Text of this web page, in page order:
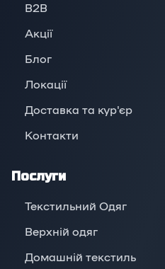
B2B
Акції
Блог
Локації
Доставка та кур'єр
Контакти
Послуги
Текстильний Одяг
Верхній oдяг
Домашній текстиль